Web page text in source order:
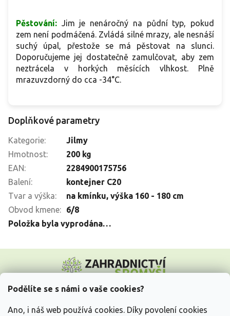
Podělíte se s námi o vaše cookies?
Ano, i náš web používá cookies. Díky povolení cookies
Pěstování: Jim je nenáročný na půdní typ, pokud
zem není podmáčená. Zvládá silné mrazy, ale nesnáší
suchý úpal, přestože se má pěstovat na slunci.
Doporučujeme jej dostatečně zamulčovat, aby zem
neztrácela v horkých měsících vlhkost. Plně
mrazuvzdorný do cca -34°C.
Doplňkové parametry
Kategorie:
Jilmy
Hmotnost:
200 kg
EAN:
2284900175756
Balení:
kontejner C20
Tvar a výška:
na kmínku, výška 160 - 180 cm
Obvod kmene:
6/8
Položka byla vyprodána…
p
Vše o nákupu